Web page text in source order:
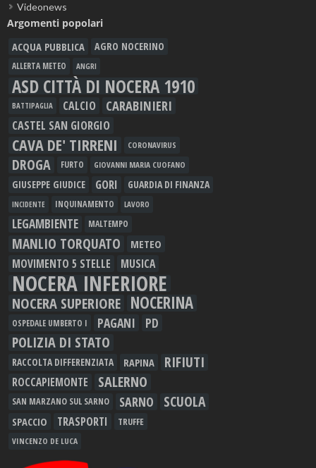
Videonews
Argomenti popolari
ACQUA PUBBLICA AGRO NOCERINO
ALLERTA METEO ANGRI
ASD CITTÀ DI NOCERA 1910
BATTIPAGLIA CALCIO CARABINIERI
CASTEL SAN GIORGIO
CAVA DE' TIRRENI CORONAVIRUS
DROGA FURTO GIOVANNI MARIA CUOFANO
GIUSEPPE GIUDICE GORI GUARDIA DI FINANZA
INCIDENTE INQUINAMENTO LAVORO
LEGAMBIENTE MALTEMPO
MANLIO TORQUATO METEO
MOVIMENTO 5 STELLE MUSICA
NOCERA INFERIORE
NOCERA SUPERIORE NOCERINA
OSPEDALE UMBERTO I PAGANI PD
POLIZIA DI STATO
RACCOLTA DIFFERENZIATA RAPINA RIFIUTI
ROCCAPIEMONTE SALERNO
SAN MARZANO SUL SARNO SARNO SCUOLA
SPACCIO TRASPORTI TRUFFE
VINCENZO DE LUCA